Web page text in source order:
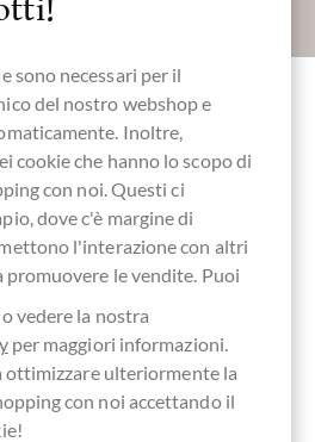
Vollmilch Chocolate
Chocolate Lait
e aiuta gli altri clienti. Grazie
sono necessari per il
del nostro webshop e
Inoltre,
cookie che hanno lo scopo di
con noi. Questi ci
dove c'è margine di
l'interazione con altri
promuovere le vendite. Puoi
vedere la nostra
per maggiori informazioni.
ottimizzare ulteriormente la
con noi accettando il